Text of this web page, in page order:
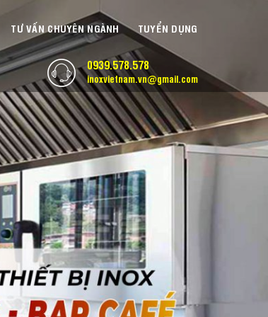
0939.578.578
inoxvietnam.vn@gmail.com
TƯ VẤN CHUYÊN NGÀNH TUYỂN DỤNG